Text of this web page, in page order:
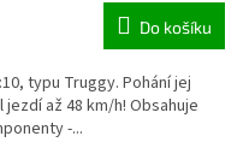
Do košíku
typu Truggy. Pohání jej
až 48 km/h! Obsahuje
-...